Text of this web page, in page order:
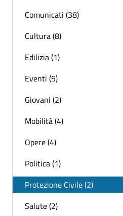
Comunicati (38)
Cultura (8)
Edilizia (1)
Eventi (5)
Giovani (2)
Mobilità (4)
Opere (4)
Politica (1)
Protezione Civile (2)
Salute (2)